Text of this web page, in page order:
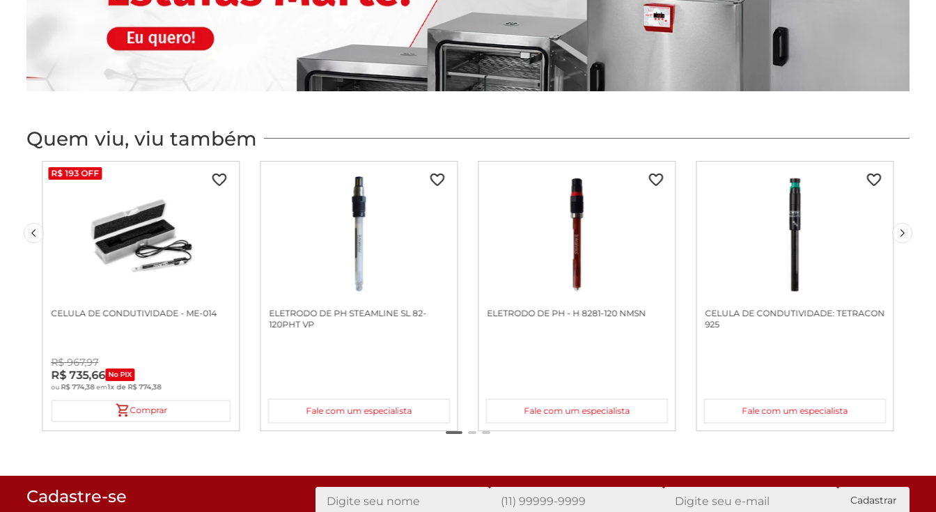
Quem viu, viu também
R$ 193OFF
CELULA DE CONDUTIVIDADE - ME-014
R$ 967,97
R$ 735,66 No PIX
ou R$ 774,38em1x de R$ 774,38
Comprar
ELETRODO DE PH STEAMLINE SL 82-
120PHT VP
Fale com um especialista
ELETRODO DE PH - H 8281-120 NMSN
Fale com um especialista
CELULA DE CONDUTIVIDADE: TETRACON
925
Fale com um especialista
Cadastre-se Cadastrar